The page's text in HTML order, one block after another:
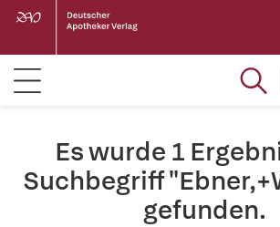
Es wurde 1
Suchbegriff
gefunden.